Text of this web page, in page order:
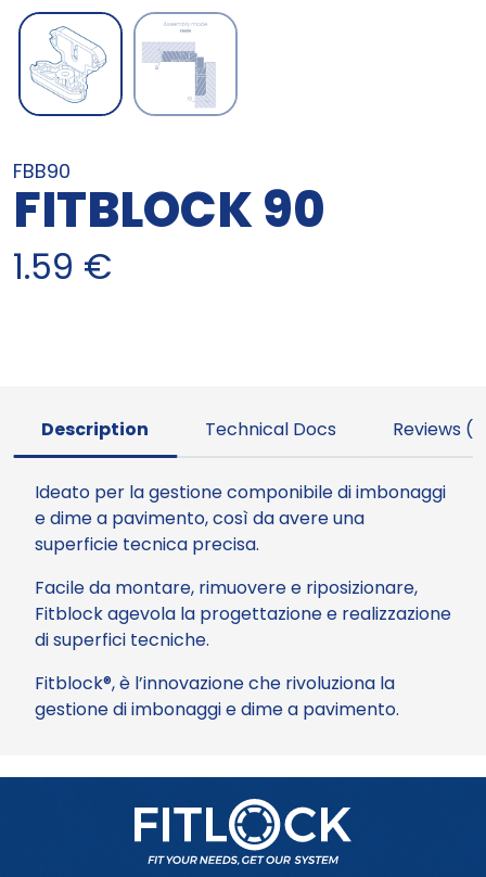
FBB90
FITBLOCK 90
1.59 €
Description Reviews
Technical Docs
Ideato per la gestione componibile di imbonaggi
e dime a pavimento, così da avere una
superficie tecnica precisa.
Facile da montare, rimuovere e riposizionare,
Fitblock agevola la progettazione e realizzazione
di superfici tecniche.
Fitblock®, è l’innovazione che rivoluziona la
gestione di imbonaggi e dime a pavimento.